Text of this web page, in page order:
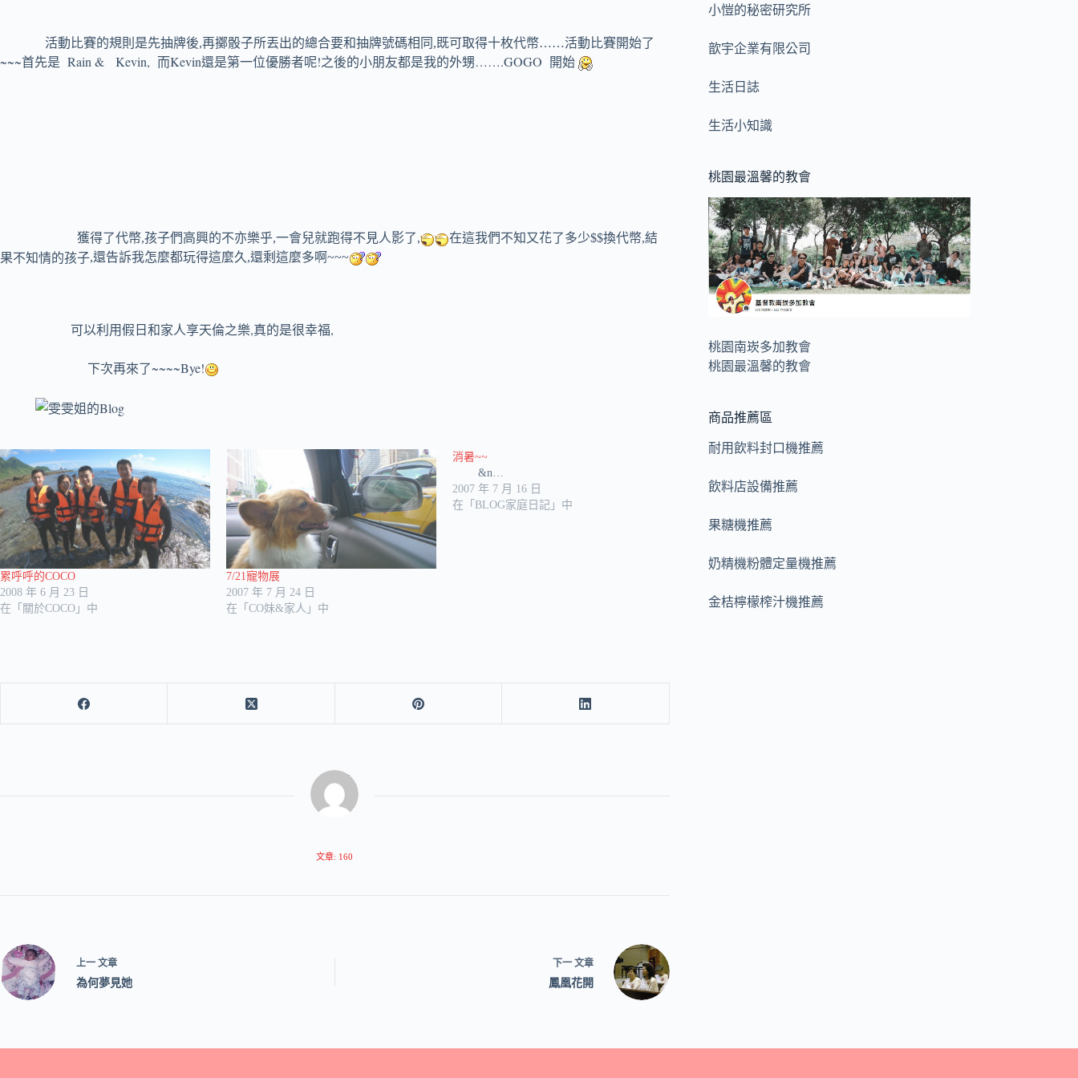
活動比賽的規則是先抽牌後,再擲骰子所丟出的總合要和抽牌號碼相同,既可取得十枚代幣……活動比賽開始了
~~~首先是 Rain & Kevin, 而Kevin還是第一位優勝者呢!之後的小朋友都是我的外甥…….GOGO 開始
獲得了代幣,孩子們高興的不亦樂乎,一會兒就跑得不見人影了, 在這我們不知又花了多少$$換代幣,結
果不知情的孩子,還告訴我怎麼都玩得這麼久,還剩這麼多啊~~~
可以利用假日和家人享天倫之樂,真的是很幸福,
下次再來了~~~~Bye!
累呼呼的COCO
2008 年 6 月 23 日
在「關於COCO」中
7/21寵物展
2007 年 7 月 24 日
在「CO妹&家人」中
消暑~~
&n…
2007 年 7 月 16 日
在「BLOG家庭日記」中
文章: 160
上一 文章
為何夢見她
下一 文章
鳳凰花開
小愷的秘密研究所
歆宇企業有限公司
生活日誌
生活小知識
桃園最溫馨的教會
桃園南崁多加教會
桃園最溫馨的教會
商品推薦區
耐用飲料封口機推薦
飲料店設備推薦
果糖機推薦
奶精機粉體定量機推薦
金桔檸檬榨汁機推薦